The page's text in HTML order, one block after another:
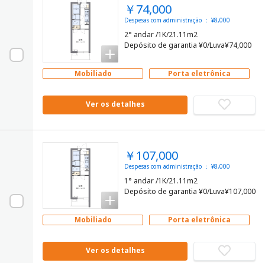
￥74,000
Despesas com administração ： ¥8,000
2° andar /1K/21.11m2
Depósito de garantia ¥0/Luva¥74,000
Mobiliado Porta eletrônica
Ver os detalhes
￥107,000
Despesas com administração ： ¥8,000
1° andar /1K/21.11m2
Depósito de garantia ¥0/Luva¥107,000
Mobiliado Porta eletrônica
Ver os detalhes